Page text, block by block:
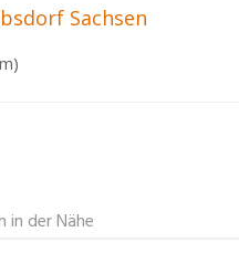
Sachsen
in der Nähe